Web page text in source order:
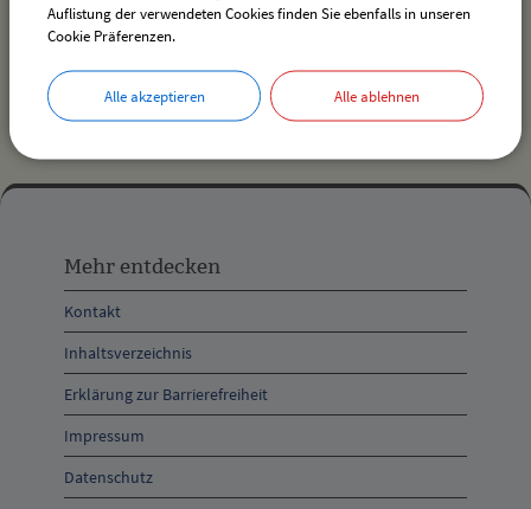
Ortsplan der Gemeinde Weißensberg
(stadtplan.de)
entdecken,
Öffnungszeiten
und
Anschrift
und
Kontakt
Mehr entdecken
Kontakt
Inhaltsverzeichnis
Erklärung zur Barrierefreiheit
Impressum
Datenschutz
Auflistung der verwendeten Cookies finden Sie ebenfalls in unseren
Cookie Präferenzen.
Alle akzeptieren Alle ablehnen